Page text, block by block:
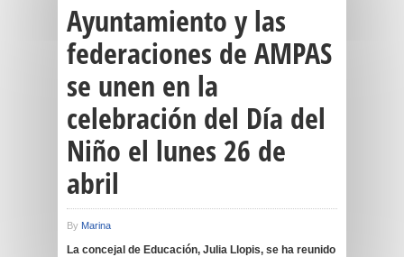
Ayuntamiento y las
federaciones de AMPAS
se unen en la
celebración del Día del
Niño el lunes 26 de
abril
By Marina
La concejal de Educación, Julia Llopis, se ha reunido